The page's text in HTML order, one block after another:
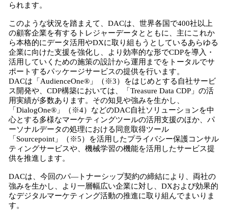
られます。
このような状況を踏まえて、DACは、世界各国で400社以上
の顧客企業を有するトレジャーデータとともに、主にこれか
ら本格的にデータ活用やDXに取り組もうとしているあらゆる
企業に向けた支援を強化し、より効率的な形でCDPを導入・
活用していくための施策の設計から運用までをトータルでサ
ポートするパッケージサービスの提供を行います。
DACは「AudienceOne®」（※3）をはじめとする自社サービ
ス開発や、CDP構築においては、「Treasure Data CDP」の活
用実績が多数あります。その知見や強みを生かし、
「DialogOne®」（※4）などのDAC自社ソリューションを中
心とする多様なマーケティングツールの活用支援のほか、パ
ーソナルデータの処理における同意取得ツール
「Sourcepoint」（※5）を活用したプライバシー保護コンサル
ティングサービスや、機械学習の機能を活用したサービス提
供を推進します。
DACは、今回のパ―トナーシップ契約の締結により、両社の
強みを生かし、より一層幅広い企業に対し、DXおよび効果的
なデジタルマーケティング活動の推進に取り組んでまいりま
す。